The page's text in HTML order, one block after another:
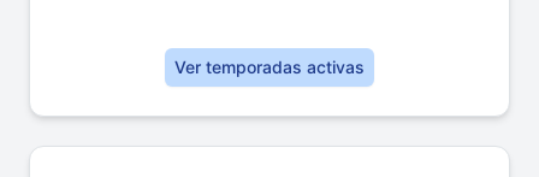
Ver temporadas activas